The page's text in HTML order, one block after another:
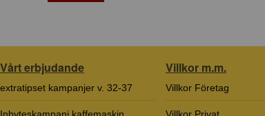
Vårt erbjudande
extratipset kampanjer v. 32-37
Inbyteskampanj kaffemaskin
Villkor m.m.
Villkor Företag
Villkor Privat